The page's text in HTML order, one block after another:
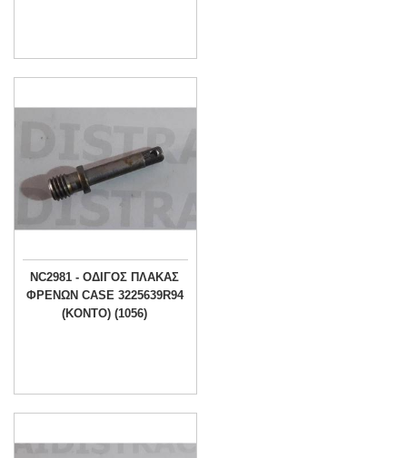
NC2981 - ΟΔΙΓΟΣ ΠΛΑΚΑΣ
ΦΡΕΝΩΝ CASE 3225639R94
(KONTO) (1056)